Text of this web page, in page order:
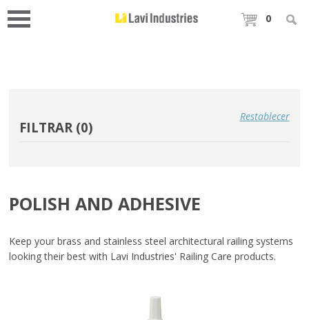
0
FILTRAR (0)
Restablecer
POLISH AND ADHESIVE
Keep your brass and stainless steel architectural railing systems
looking their best with Lavi Industries' Railing Care products.